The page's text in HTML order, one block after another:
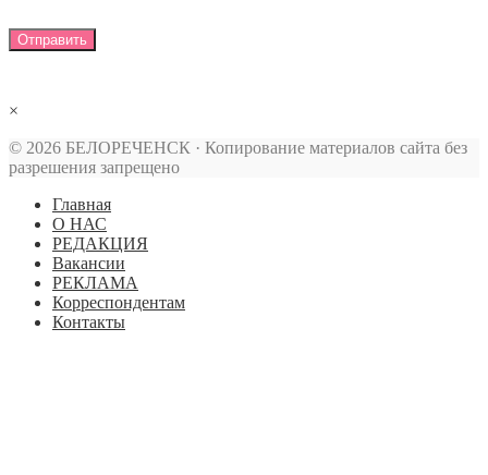
×
© 2026 БЕЛОРЕЧЕНСК · Копирование материалов сайта без
разрешения запрещено
Главная
О НАС
РЕДАКЦИЯ
Вакансии
РЕКЛАМА
Корреспондентам
Контакты